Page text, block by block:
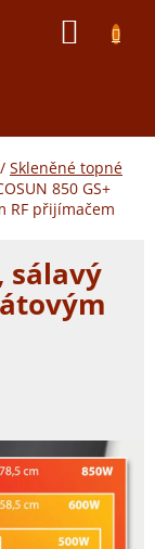
/ Skleněné topné
850 GS+
RF přijímačem
sálavý